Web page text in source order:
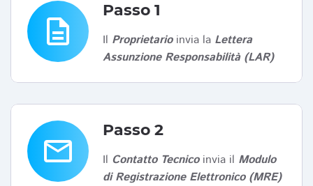
description
Passo 1
Il Proprietarioinvia la Lettera
Assunzione Responsabilità (LAR)
email
Passo 2
Il Contatto Tecnicoinvia il Modulo
di Registrazione Elettronico (MRE)